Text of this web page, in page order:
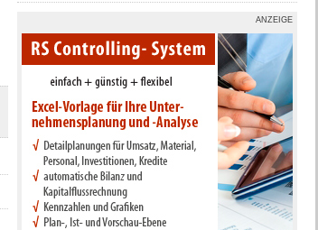
ANZEIGE